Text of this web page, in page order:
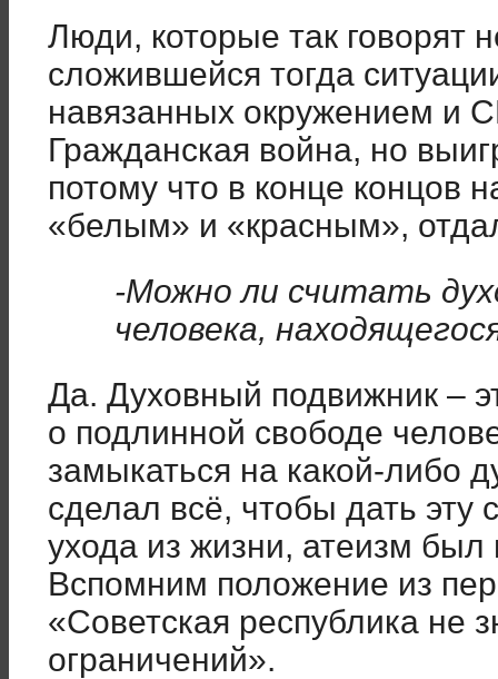
Люди, которые так говорят
сложившейся тогда
навязанных окружением и
Гражданская война, но
потому что в конце концов
«белым» и «красным»,
-Можно ли считать
человека,
Да. Духовный подвижник –
о подлинной свободе
замыкаться на какой-либо
сделал всё, чтобы дать эту
ухода из жизни, атеизм
Вспомним положение из
«Советская республика не
ограничений».